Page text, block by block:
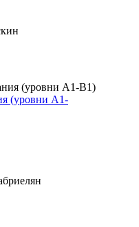
(уровни А1-